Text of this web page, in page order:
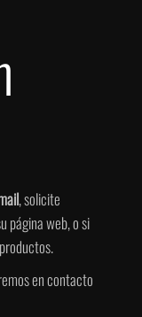
, solicite
página web, o si
en contacto